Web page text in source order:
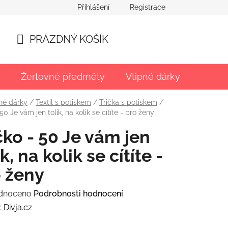
Přihlášení Registrace
KOŠÍK
PRÁZDNÝ KOŠÍK
Žertovné předměty Vtipné dárky
dárky / Textil s potiskem / Trička s potiskem /
Je vám jen tolik, na kolik se cítíte - pro ženy
- 50 Je vám jen
na kolik se cítíte -
ženy
Podrobnosti hodnocení
Divja.cz